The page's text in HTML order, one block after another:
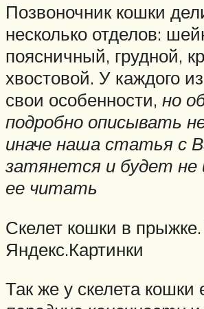
Позвоночник кошки
несколько отделов:
поясничный, грудной,
хвостовой. У каждого
свои особенности, но
подробно описывать
иначе наша статья с
затянется и будет не
ее читать
Скелет кошки в
Яндекс.Картинки
Так же у скелета кошки